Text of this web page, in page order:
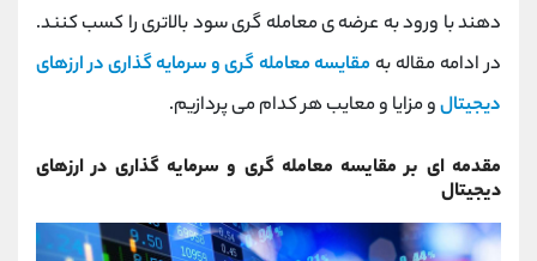
دهند با ورود به عرضه ی معامله گری سود بالاتری را کسب کنند.
در ادامه مقاله به مقایسه معامله گری و سرمایه گذاری در ارزهای
دیجیتالو مزایا و معایب هر کدام می پردازیم.
مقدمه ای بر مقایسه معامله گری و سرمایه گذاری در ارزهای
دیجیتال